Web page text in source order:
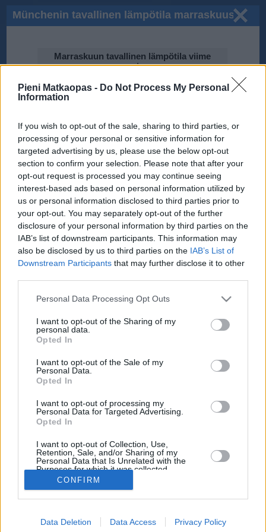
Pieni Matkaopas - Do Not Process My Personal
Information
If you wish to opt-out of the sale, sharing to third parties, or
processing of your personal or sensitive information for
targeted advertising by us, please use the below opt-out
section to confirm your selection. Please note that after your
opt-out request is processed you may continue seeing
interest-based ads based on personal information utilized by
us or personal information disclosed to third parties prior to
your opt-out. You may separately opt-out of the further
disclosure of your personal information by third parties on the
IAB’s list of downstream participants. This information may
also be disclosed by us to third parties on the IAB’s List of
Downstream Participants that may further disclose it to other
Personal Data Processing Opt Outs
I want to opt-out of the Sharing of my
personal data.
Opted In
I want to opt-out of the Sale of my
Personal Data.
Opted In
I want to opt-out of processing my
Personal Data for Targeted Advertising.
Opted In
I want to opt-out of Collection, Use,
Retention, Sale, and/or Sharing of my
Personal Data that Is Unrelated with the
Purposes for which it was collected.
Opted InCONFIRM
Data Deletion Data Access Privacy Policy
Münchenin tavallinen lämpötila marraskuussa
Marraskuun tavallinen lämpötila viime
vuosina
2017
2016
2015
2014
2013
2012
2011
2010
-5℃
0℃
5℃
10℃
Tiedot perustuvat National Oceanic and Atmospheric Administration
(NOAA):n ilmastodataan.
Marraskuun keskilämpötila Münchenissä on viime
laskenut 1 asteen tienoille, ja päivisin lämpötila on
kohonnut 7 asteen tuntumaan. Viereisestä kaaviosta
näkee, miten lämmintä Münchenissä on keskimäärin ollut
marraskuussa viime vuosina ja vaihteluväli, jolla lämpötila
tavallisina päivinä on minäkin vuonna liikkunut.
Hetkellisesti Münchenissä on silti koettu tätäkin
Esimerkiksi vuoden 2010 marraskuussa lämpötila käväisi
alimmillaan -13 asteessa ja toisaalta vuonna 2014
marraskuussa hätyyteltiin eräänä poikkeuksellisen
lämpimänä päivänä +21 asteen lukemia.
Entä muut kuukaudet? Miten lämmintä Münchenissä on
ollut...